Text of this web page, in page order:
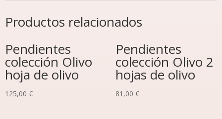
Productos relacionados
Pendientes
colección Olivo
hoja de olivo
125,00 €
Pendientes
colección Olivo 2
hojas de olivo
81,00 €